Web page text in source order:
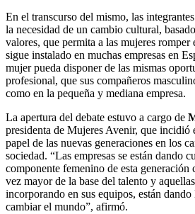
En el transcurso del mismo, las
la necesidad de un cambio cultural,
valores, que permita a las mujeres romper
sigue instalado en muchas empresas en
mujer pueda disponer de las mismas
profesional, que sus compañeros
como en la pequeña y mediana empresa.
La apertura del debate estuvo a cargo de
presidenta de Mujeres Avenir, que incidió
papel de las nuevas generaciones en los
sociedad. “Las empresas se están dando
componente femenino de esta generación
vez mayor de la base del talento y
incorporando en sus equipos, están dando
cambiar el mundo”, afirmó.